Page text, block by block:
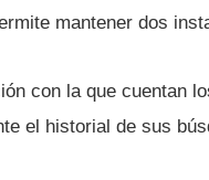
mantener dos
con la que cuentan
el historial de sus